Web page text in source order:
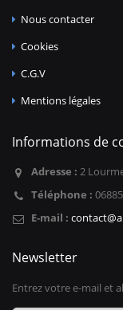
Nous contacter
Cookies
C.G.V
Mentions légales
Informations de
Adresse : 2
Téléphone :
E-mail :
Newsletter
Entrez votre e-mail et